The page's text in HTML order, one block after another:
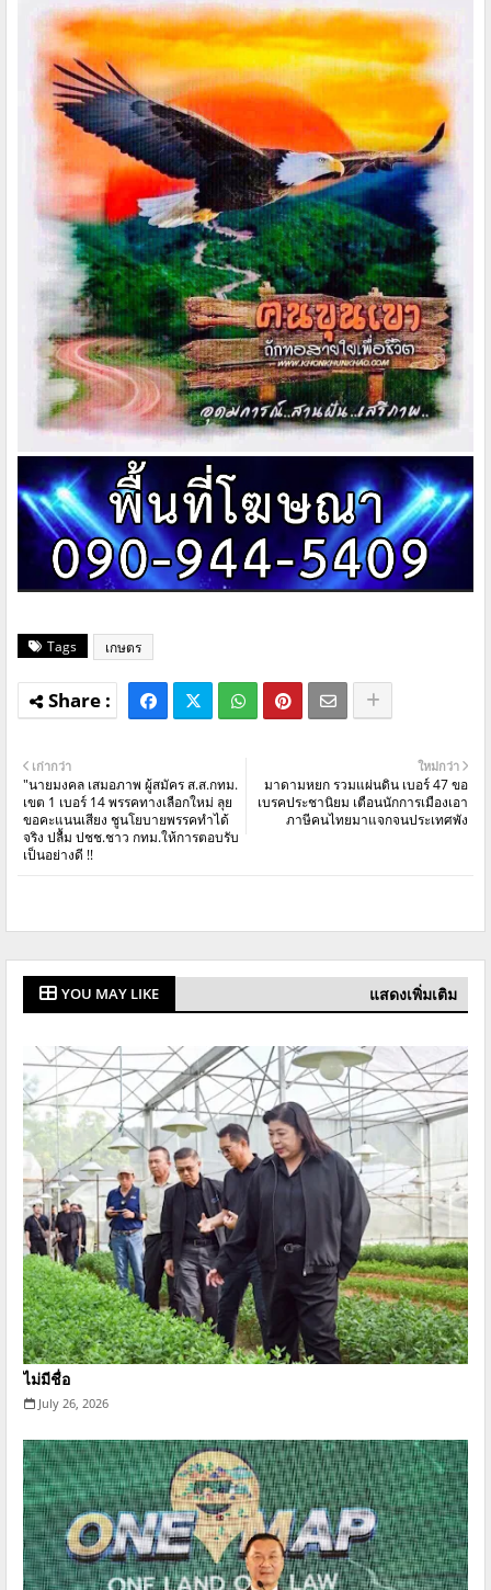
Tags เกษตร
ใหม่กว่า
มาดามหยก รวมแผ่นดิน เบอร์ 47 ขอ
เบรคประชานิยม เตือนนักการเมืองเอา
ภาษีคนไทยมาแจกจนประเทศพัง
เก่ากว่า
"นายมงคล เสมอภาพ ผู้สมัคร ส.ส.กทม.
เขต 1 เบอร์ 14 พรรคทางเลือกใหม่ ลุย
ขอคะแนนเสียง ชูนโยบายพรรคทำได้
จริง ปลื้ม ปชช.ชาว กทม.ให้การตอบรับ
เป็นอย่างดี !!
YOU MAY LIKE แสดงเพิ่มเติม
ไม่มีชื่อ
July 26, 2026